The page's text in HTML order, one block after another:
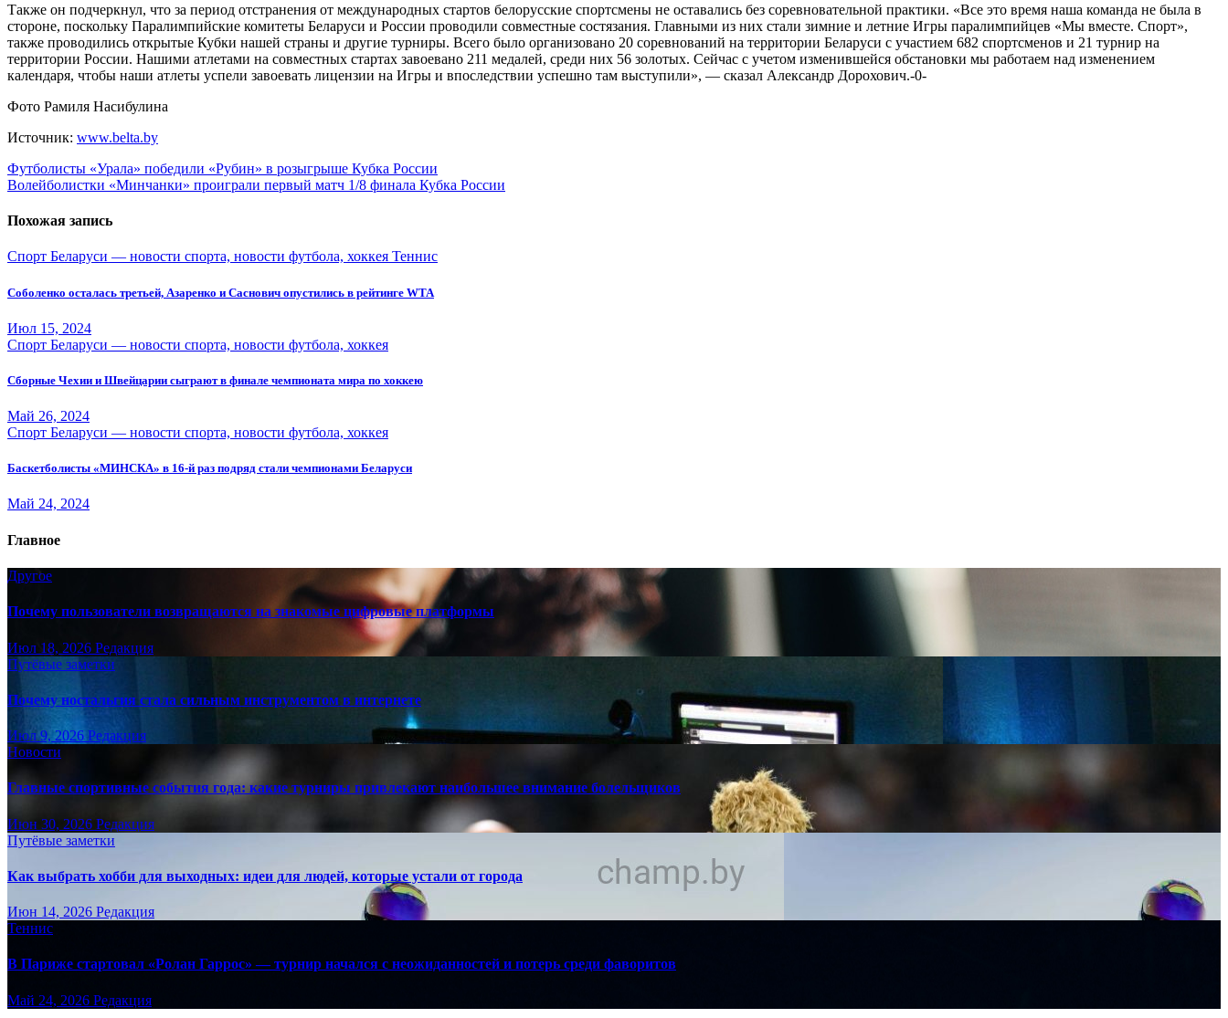
Также он подчеркнул, что за период отстранения от международных стартов белорусские спортсмены не оставались без соревновательной практики. «Все это время наша команда не была в
стороне, поскольку Паралимпийские комитеты Беларуси и России проводили совместные состязания. Главными из них стали зимние и летние Игры паралимпийцев «Мы вместе. Спорт»,
также проводились открытые Кубки нашей страны и другие турниры. Всего было организовано 20 соревнований на территории Беларуси с участием 682 спортсменов и 21 турнир на
территории России. Нашими атлетами на совместных стартах завоевано 211 медалей, среди них 56 золотых. Сейчас с учетом изменившейся обстановки мы работаем над изменением
календаря, чтобы наши атлеты успели завоевать лицензии на Игры и впоследствии успешно там выступили», — сказал Александр Дорохович.-0-
Фото Рамиля Насибулина
Источник: www.belta.by
Навигация
по
записям
Футболисты «Урала» победили «Рубин» в розыгрыше Кубка России
Волейболистки «Минчанки» проиграли первый матч 1/8 финала Кубка России
Похожая запись
Спорт Беларуси — новости спорта, новости футбола, хоккея Теннис
Соболенко осталась третьей, Азаренко и Саснович опустились в рейтинге WTA
Июл 15, 2024
Спорт Беларуси — новости спорта, новости футбола, хоккея
Сборные Чехии и Швейцарии сыграют в финале чемпионата мира по хоккею
Май 26, 2024
Спорт Беларуси — новости спорта, новости футбола, хоккея
Баскетболисты «МИНСКА» в 16-й раз подряд стали чемпионами Беларуси
Май 24, 2024
Главное
Другое
Почему пользователи возвращаются на знакомые цифровые платформы
Июл 18, 2026 Редакция
Путёвые заметки
Почему ностальгия стала сильным инструментом в интернете
Июл 9, 2026 Редакция
Новости
Главные спортивные события года: какие турниры привлекают наибольшее внимание болельщиков
Июн 30, 2026 Редакция
Путёвые заметки
Как выбрать хобби для выходных: идеи для людей, которые устали от города
Июн 14, 2026 Редакция
Теннис
В Париже стартовал «Ролан Гаррос» — турнир начался с неожиданностей и потерь среди фаворитов
Май 24, 2026 Редакция